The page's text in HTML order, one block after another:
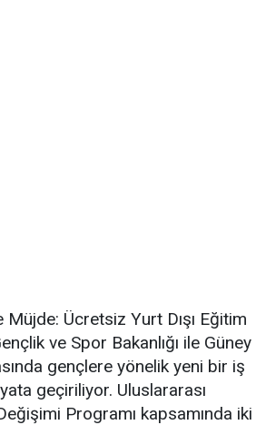
Müjde: Ücretsiz Yurt Dışı Eğitim
ve Spor Bakanlığı ile Güney
gençlere yönelik yeni bir iş
geçiriliyor. Uluslararası
Programı kapsamında iki